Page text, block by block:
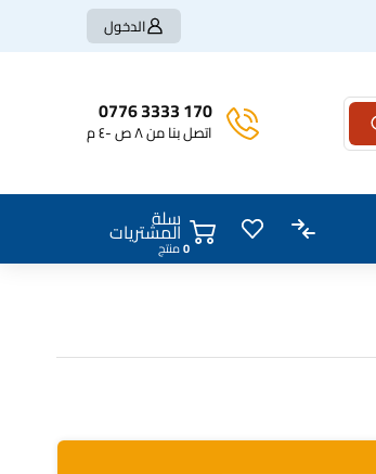
الدخول
170 3333 0776
اتصل بنا من ٨ ص -٤ م
سلة
المشتريات0منتج